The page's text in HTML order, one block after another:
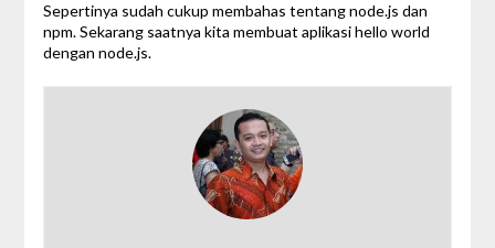
Sepertinya sudah cukup membahas tentang node.js dan
npm. Sekarang saatnya kita membuat aplikasi hello world
dengan node.js.